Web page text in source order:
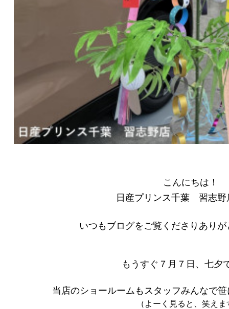
こんにちは！
日産プリンス千葉 習志野
いつもブログをご覧くださりあり
もうすぐ７月７日、七夕
当店のショールームもスタッフみんなで
（よーく見ると、笑えま